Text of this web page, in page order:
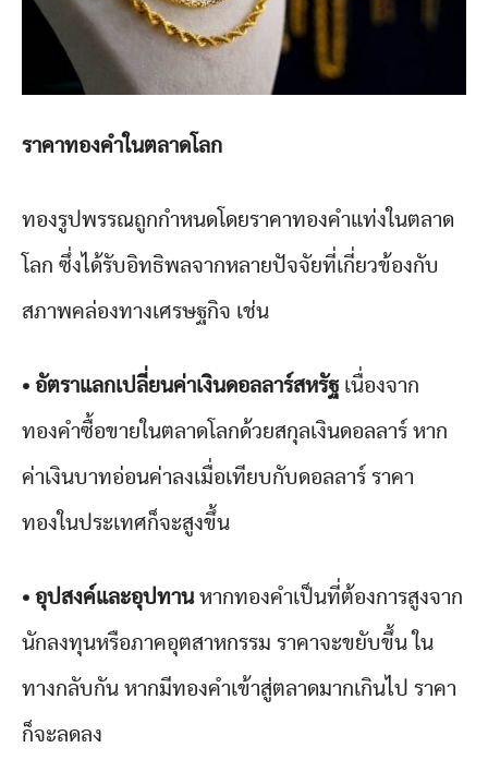
ราคาทองคำในตลาดโลก
ทองรูปพรรณถูกกำหนดโดยราคาทองคำแท่งในตลาด
โลก ซึ่งได้รับอิทธิพลจากหลายปัจจัยที่เกี่ยวข้องกับ
สภาพคล่องทางเศรษฐกิจ เช่น
• อัตราแลกเปลี่ยนค่าเงินดอลลาร์สหรัฐเนื่องจาก
ทองคำซื้อขายในตลาดโลกด้วยสกุลเงินดอลลาร์ หาก
ค่าเงินบาทอ่อนค่าลงเมื่อเทียบกับดอลลาร์ ราคา
ทองในประเทศก็จะสูงขึ้น
• อุปสงค์และอุปทานหากทองคำเป็นที่ต้องการสูงจาก
นักลงทุนหรือภาคอุตสาหกรรม ราคาจะขยับขึ้น ใน
ทางกลับกัน หากมีทองคำเข้าสู่ตลาดมากเกินไป ราคา
ก็จะลดลง